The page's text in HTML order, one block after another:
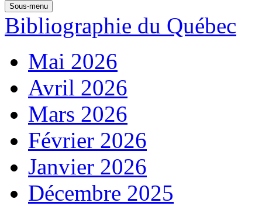
Sous-menu
Bibliographie du Québec
Mai 2026
Avril 2026
Mars 2026
Février 2026
Janvier 2026
Décembre 2025